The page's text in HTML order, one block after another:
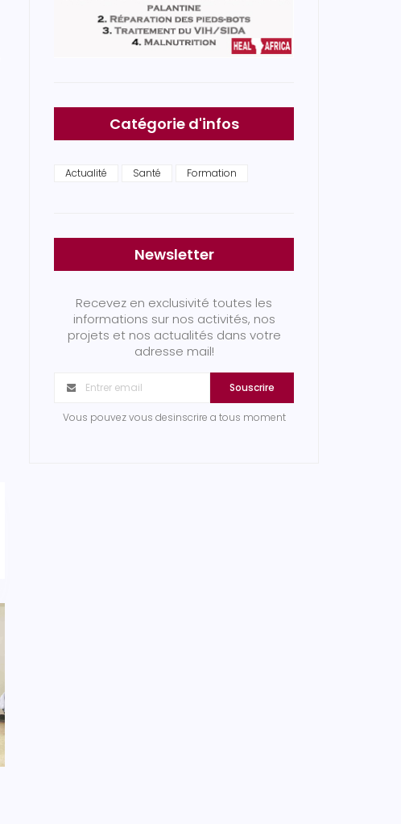
Catégorie d'infos
Actualité Santé Formation
Newsletter
Recevez en exclusivité toutes les
informations sur nos activités, nos
projets et nos actualités dans votre
adresse mail!
Souscrire
Vous pouvez vous desinscrire a tous moment